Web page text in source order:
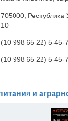
705000, Республика
10
(10 998 65 22) 5-45-
(10 998 65 22) 5-45-
и